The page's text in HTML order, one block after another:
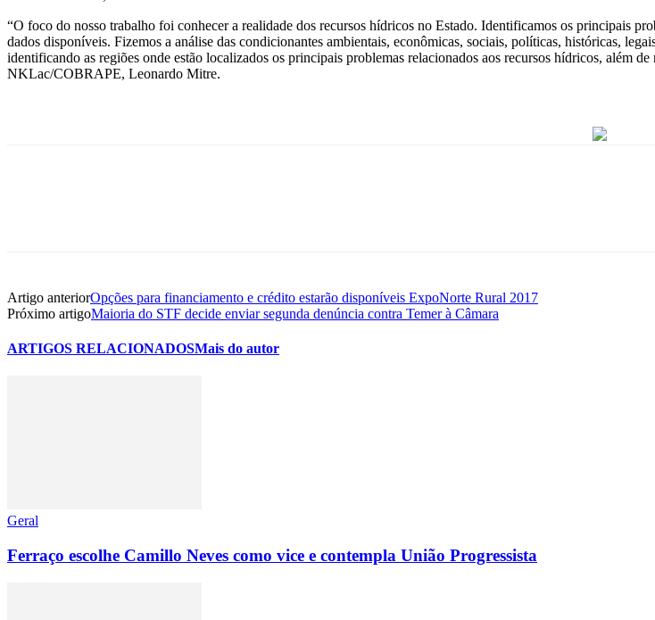
“O foco do nosso trabalho foi conhecer a realidade dos recursos hídricos no Estado. Identificamos os principais
dados disponíveis. Fizemos a análise das condicionantes ambientais, econômicas, sociais, políticas, históricas,
identificando as regiões onde estão localizados os principais problemas relacionados aos recursos hídricos, além
NKLac/COBRAPE, Leonardo Mitre.
Artigo anteriorOpções para financiamento e crédito estarão disponíveis ExpoNorte Rural 2017
Próximo artigoMaioria do STF decide enviar segunda denúncia contra Temer à Câmara
ARTIGOS RELACIONADOSMais do autor
Geral
Ferraço escolhe Camillo Neves como vice e contempla União Progressista